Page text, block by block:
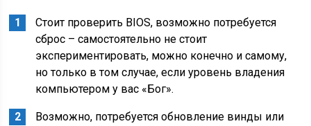
Стоит проверить BIOS, возможно потребуется
сброс – самостоятельно не стоит
экспериментировать, можно конечно и самому,
но только в том случае, если уровень владения
компьютером у вас «Бог».
Возможно, потребуется обновление винды или